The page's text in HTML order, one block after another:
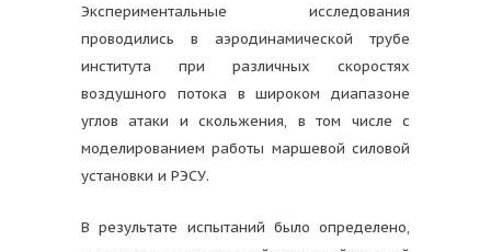
Экспериментальные исследования
проводились в аэродинамической трубе
института при различных скоростях
воздушного потока в широком диапазоне
углов атаки и скольжения, в том числе с
моделированием работы маршевой силовой
установки и РЭСУ.
В результате испытаний было определено,